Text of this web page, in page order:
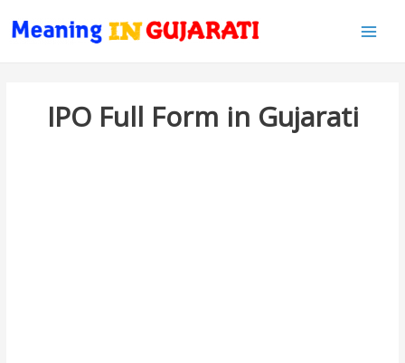
IPO Full Form in Gujarati